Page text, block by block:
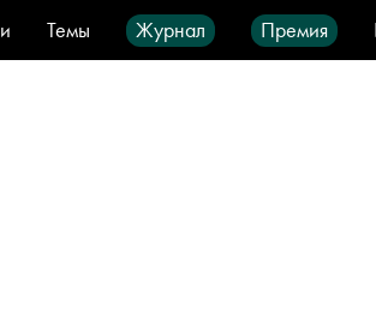
Темы Журнал Премия
Видео Город IT-продукты